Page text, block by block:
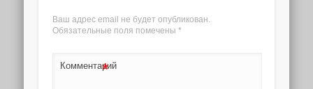
Ваш адрес email не будет опубликован.
Обязательные поля помечены *
Комментарий
*